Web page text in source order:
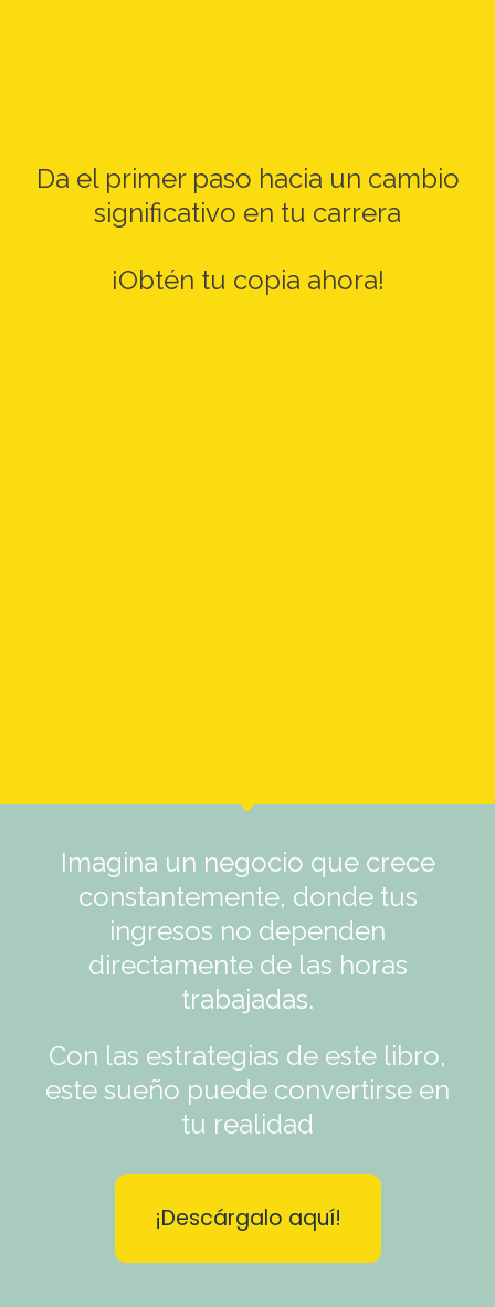
Da el primer paso hacia un cambio
significativo en tu carrera
¡Obtén tu copia ahora!
Imagina un negocio que crece
constantemente, donde tus
ingresos no dependen
directamente de las horas
trabajadas.
Con las estrategias de este libro,
este sueño puede convertirse en
tu realidad
¡Descárgalo aquí!